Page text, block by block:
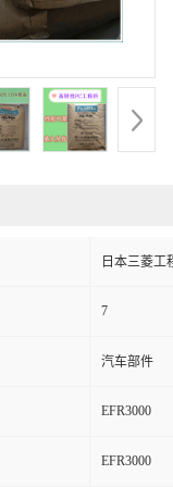
日本三菱工
7
汽车部件
EFR3000
EFR3000